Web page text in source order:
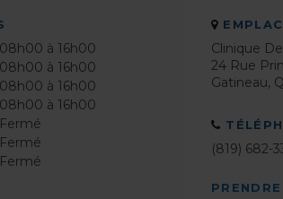
08h00 à 16h00
08h00 à 16h00
08h00 à 16h00
08h00 à 16h00
Fermé
Fermé
Fermé
Clinique
24 Rue
Gatineau
(819) 682-